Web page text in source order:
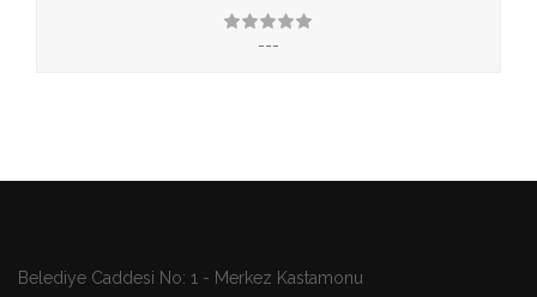
3.50
---
Belediye Caddesi No: 1 - Merkez Kastamonu